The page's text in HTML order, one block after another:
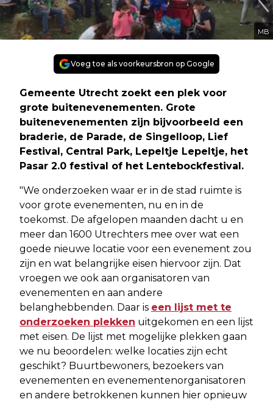
MB
Voeg toe als voorkeursbron op Google
Gemeente Utrecht zoekt een plek voor
grote buitenevenementen. Grote
buitenevenementen zijn bijvoorbeeld een
braderie, de Parade, de Singelloop, Lief
Festival, Central Park, Lepeltje Lepeltje, het
Pasar 2.0 festival of het Lentebockfestival.
"We onderzoeken waar er in de stad ruimte is
voor grote evenementen, nu en in de
toekomst. De afgelopen maanden dacht u en
meer dan 1600 Utrechters mee over wat een
goede nieuwe locatie voor een evenement zou
zijn en wat belangrijke eisen hiervoor zijn. Dat
vroegen we ook aan organisatoren van
evenementen en aan andere
belanghebbenden. Daar is een lijst met te
onderzoeken plekken uitgekomen en een lijst
met eisen. De lijst met mogelijke plekken gaan
we nu beoordelen: welke locaties zijn echt
geschikt? Buurtbewoners, bezoekers van
evenementen en evenementenorganisatoren
en andere betrokkenen kunnen hier opnieuw